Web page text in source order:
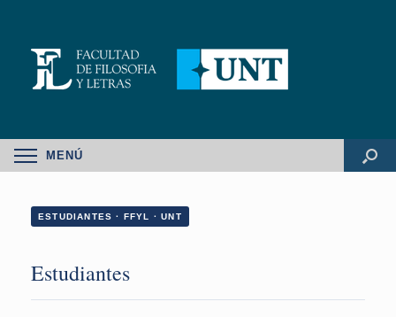
MENÚ
ESTUDIANTES · FFYL · UNT
Estudiantes